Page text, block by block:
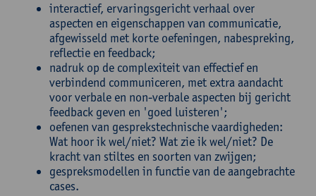
interactief, ervaringsgericht verhaal over
aspecten en eigenschappen van communicatie,
afgewisseld met korte oefeningen, nabespreking,
reflectie en feedback;
nadruk op de complexiteit van effectief en
verbindend communiceren, met extra aandacht
voor verbale en non-verbale aspecten bij gericht
feedback geven en 'goed luisteren';
oefenen van gesprekstechnische vaardigheden:
Wat hoor ik wel/niet? Wat zie ik wel/niet? De
kracht van stiltes en soorten van zwijgen;
gespreksmodellen in functie van de aangebrachte
cases.